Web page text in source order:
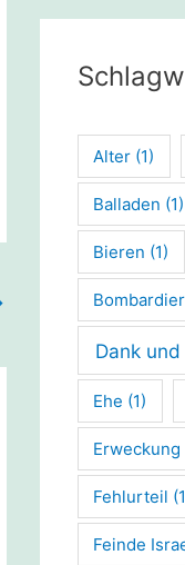
Alter (1)
Balladen (1)
Bieren (1)
Dank
Ehe (1)
Erweckung
Fehlurteil
Feinde